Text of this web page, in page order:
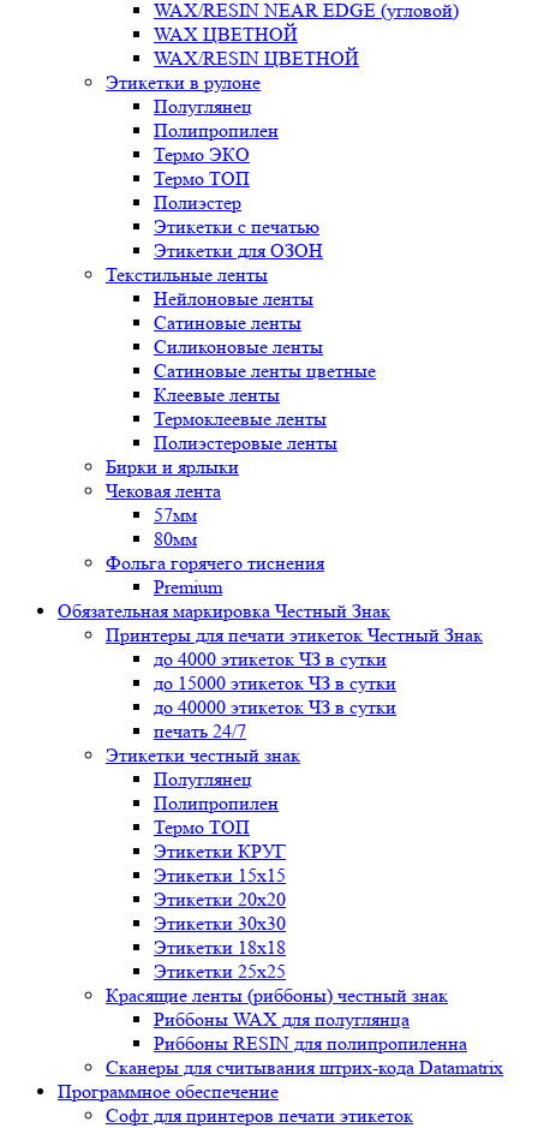
WAX/RESIN NEAR EDGE (угловой)
WAX ЦВЕТНОЙ
WAX/RESIN ЦВЕТНОЙ
Этикетки в рулоне
Полуглянец
Полипропилен
Термо ЭКО
Термо ТОП
Полиэстер
Этикетки с печатью
Этикетки для ОЗОН
Текстильные ленты
Нейлоновые ленты
Сатиновые ленты
Силиконовые ленты
Сатиновые ленты цветные
Клеевые ленты
Термоклеевые ленты
Полиэстеровые ленты
Бирки и ярлыки
Чековая лента
57мм
80мм
Фольга горячего тиснения
Premium
Обязательная маркировка Честный Знак
Принтеры для печати этикеток Честный Знак
до 4000 этикеток ЧЗ в сутки
до 15000 этикеток ЧЗ в сутки
до 40000 этикеток ЧЗ в сутки
печать 24/7
Этикетки честный знак
Полуглянец
Полипропилен
Термо ТОП
Этикетки КРУГ
Этикетки 15х15
Этикетки 20х20
Этикетки 30х30
Этикетки 18х18
Этикетки 25х25
Красящие ленты (риббоны) честный знак
Риббоны WAX для полуглянца
Риббоны RESIN для полипропиленна
Сканеры для считывания штрих-кода Datamatrix
Программное обеспечение
Софт для принтеров печати этикеток